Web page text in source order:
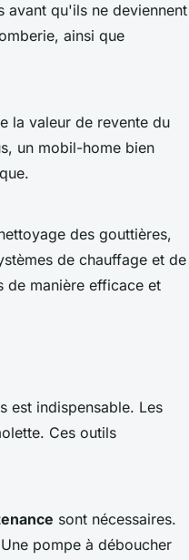
avant qu'ils ne deviennent
ainsi que
la valeur de revente du
un mobil-home bien
des gouttières,
de chauffage et de
de manière efficace et
est indispensable. Les
Ces outils
sont nécessaires.
pompe à déboucher